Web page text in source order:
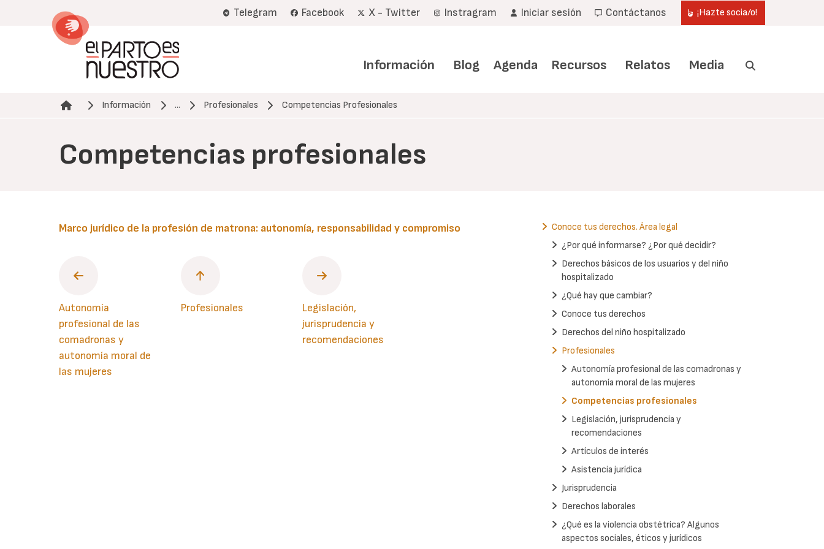
Telegram Facebook X - Twitter Instragram Iniciar sesión Contáctanos ¡Hazte socia/o!
Información Blog Agenda Recursos Relatos Media
Ruta de navegación
Información ... Profesionales Competencias Profesionales
Competencias profesionales
Marco jurídico de la profesión de matrona: autonomía, responsabilidad y compromiso
Autonomía
profesional de las
comadronas y
autonomía moral de
las mujeres
Profesionales
Legislación,
jurisprudencia y
recomendaciones
Conoce tus derechos. Área legal
¿Por qué informarse? ¿Por qué decidir?
Derechos básicos de los usuarios y del niño
hospitalizado
¿Qué hay que cambiar?
Conoce tus derechos
Derechos del niño hospitalizado
Profesionales
Autonomía profesional de las comadronas y
autonomía moral de las mujeres
Competencias profesionales
Legislación, jurisprudencia y
recomendaciones
Artículos de interés
Asistencia jurídica
Jurisprudencia
Derechos laborales
¿Qué es la violencia obstétrica? Algunos
aspectos sociales, éticos y jurídicos